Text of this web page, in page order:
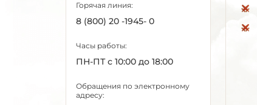
Горячая линия:
8 (800) 20 -1945- 0
Часы работы:
ПН-ПТ с 10:00 до 18:00
Обращения по электронному
адресу: